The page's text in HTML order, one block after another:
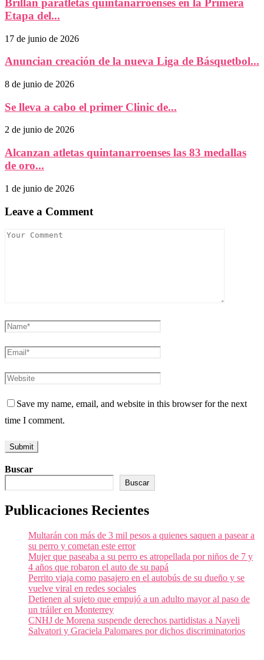
Brillan paratletas quintanarroenses en la Primera
Etapa del...
17 de junio de 2026
Anuncian creación de la nueva Liga de Básquetbol...
8 de junio de 2026
Se lleva a cabo el primer Clinic de...
2 de junio de 2026
Alcanzan atletas quintanarroenses las 83 medallas
de oro...
1 de junio de 2026
Leave a Comment
Save my name, email, and website in this browser for the next
time I comment.
Buscar
Buscar
Publicaciones Recientes
Multarán con más de 3 mil pesos a quienes saquen a pasear a
su perro y cometan este error
Mujer que paseaba a su perro es atropellada por niños de 7 y
4 años que robaron el auto de su papá
Perrito viaja como pasajero en el autobús de su dueño y se
vuelve viral en redes sociales
Detienen al sujeto que empujó a un adulto mayor al paso de
un tráiler en Monterrey
CNHJ de Morena suspende derechos partidistas a Nayeli
Salvatori y Graciela Palomares por dichos discriminatorios